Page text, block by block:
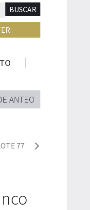
BUSCAR
ANTEO
77